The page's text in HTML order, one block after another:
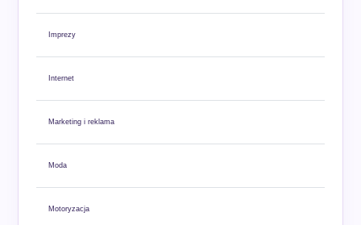
Imprezy
Internet
Marketing i reklama
Moda
Motoryzacja